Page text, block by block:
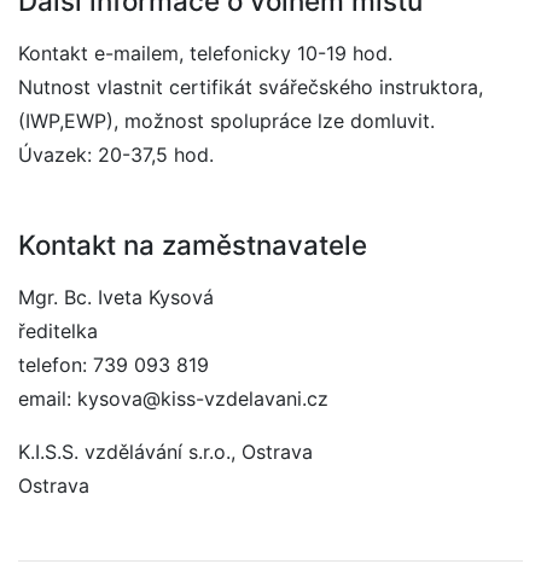
Kontakt e-mailem, telefonicky 10-19 hod.
Nutnost vlastnit certifikát svářečského instruktora,
(IWP,EWP), možnost spolupráce lze domluvit.
Úvazek: 20-37,5 hod.
Kontakt na zaměstnavatele
Mgr. Bc. Iveta Kysová
ředitelka
telefon: 739 093 819
email: kysova@kiss-vzdelavani.cz
K.I.S.S. vzdělávání s.r.o., Ostrava
Ostrava